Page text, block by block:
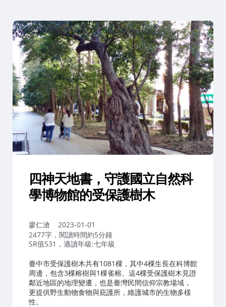
四神天地書，守護國立自然科
學博物館的受保護樹木
作
者：
廖仁滄
2023-01-01
2477字，閱讀時間約5分鐘
SR值531，適讀年級:七年級
臺中市受保護樹木共有1081棵，其中4棵生長在科博館
周邊，包含3棵榕樹與1棵雀榕。這4棵受保護樹木見證
鄰近地區的地理變遷，也是臺灣民間信仰宗教場域，
更提供野生動物食物與庇護所，維護城市的生物多樣
性。